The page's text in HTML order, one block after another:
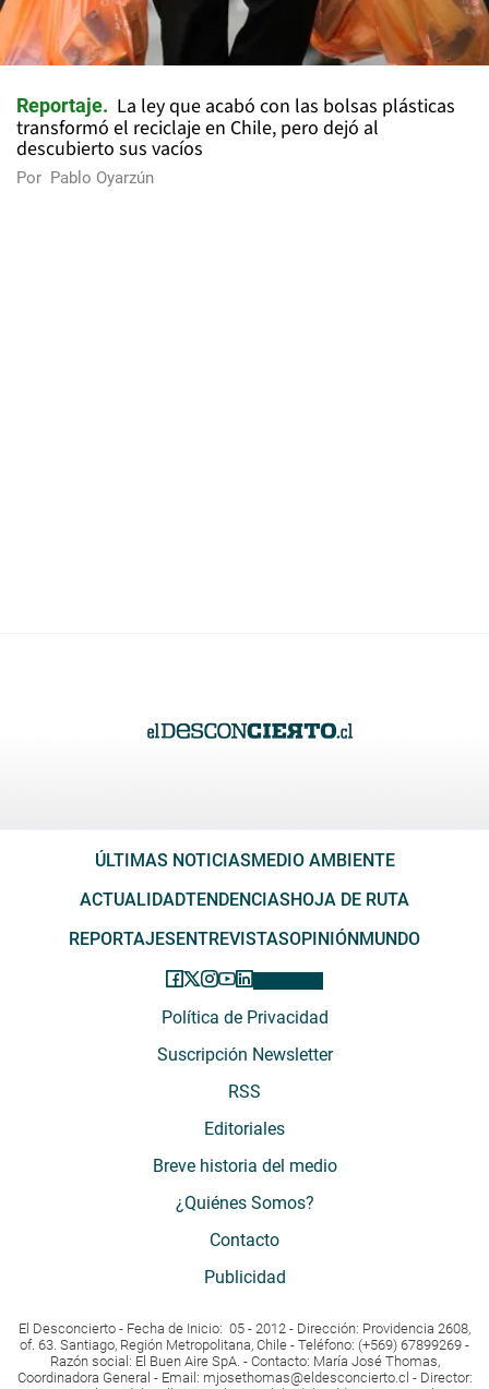
Reportaje
La ley que acabó con las bolsas plásticas
transformó el reciclaje en Chile, pero dejó al
descubierto sus vacíos
Por Pablo Oyarzún
ÚLTIMAS NOTICIASMEDIO AMBIENTE
ACTUALIDADTENDENCIASHOJA DE RUTA
REPORTAJESENTREVISTASOPINIÓNMUNDO
Política de Privacidad
Suscripción Newsletter
RSS
Editoriales
Breve historia del medio
¿Quiénes Somos?
Contacto
Publicidad
El Desconcierto - Fecha de Inicio: 05 - 2012 - Dirección: Providencia 2608,
of. 63. Santiago, Región Metropolitana, Chile - Teléfono: (+569) 67899269 -
Razón social: El Buen Aire SpA. - Contacto: María José Thomas,
Coordinadora General - Email: mjosethomas@eldesconcierto.cl - Director: